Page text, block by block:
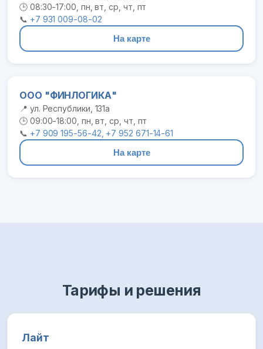
🕒 08:30-17:00, пн, вт, ср, чт, пт
📞 +7 931 009-08-02
На карте
ООО "ФИНЛОГИКА"
📍 ул. Республики, 131а
🕒 09:00-18:00, пн, вт, ср, чт, пт
📞 +7 909 195-56-42, +7 952 671-14-61
На карте
Тарифы и решения
Лайт